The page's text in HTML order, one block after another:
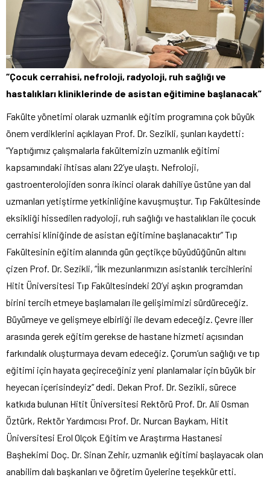
“Çocuk cerrahisi, nefroloji, radyoloji, ruh sağlığı ve
hastalıkları kliniklerinde de asistan eğitimine başlanacak”
Fakülte yönetimi olarak uzmanlık eğitim programına çok büyük
önem verdiklerini açıklayan Prof. Dr. Sezikli, şunları kaydetti:
“Yaptığımız çalışmalarla fakültemizin uzmanlık eğitimi
kapsamındaki ihtisas alanı 22’ye ulaştı. Nefroloji,
gastroenterolojiden sonra ikinci olarak dahiliye üstüne yan dal
uzmanları yetiştirme yetkinliğine kavuşmuştur. Tıp Fakültesinde
eksikliği hissedilen radyoloji, ruh sağlığı ve hastalıkları ile çocuk
cerrahisi kliniğinde de asistan eğitimine başlanacaktır” Tıp
Fakültesinin eğitim alanında gün geçtikçe büyüdüğünün altını
çizen Prof. Dr. Sezikli, “İlk mezunlarımızın asistanlık tercihlerini
Hitit Üniversitesi Tıp Fakültesindeki 20’yi aşkın programdan
birini tercih etmeye başlamaları ile gelişimimizi sürdüreceğiz.
Büyümeye ve gelişmeye elbirliği ile devam edeceğiz. Çevre iller
arasında gerek eğitim gerekse de hastane hizmeti açısından
farkındalık oluşturmaya devam edeceğiz. Çorum’un sağlığı ve tıp
eğitimi için hayata geçireceğiniz yeni planlamalar için büyük bir
heyecan içerisindeyiz” dedi. Dekan Prof. Dr. Sezikli, sürece
katkıda bulunan Hitit Üniversitesi Rektörü Prof. Dr. Ali Osman
Öztürk, Rektör Yardımcısı Prof. Dr. Nurcan Baykam, Hitit
Üniversitesi Erol Olçok Eğitim ve Araştırma Hastanesi
Başhekimi Doç. Dr. Sinan Zehir, uzmanlık eğitimi başlayacak olan
anabilim dalı başkanları ve öğretim üyelerine teşekkür etti.